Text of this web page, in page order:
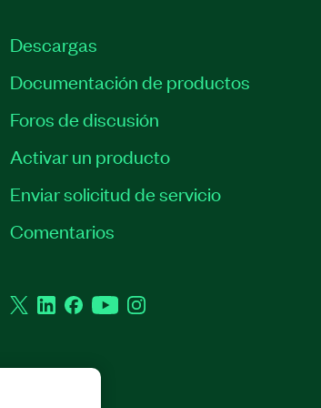
Descargas
Documentación de productos
Foros de discusión
Activar un producto
Enviar solicitud de servicio
Comentarios
TwitterLinkedIn
Facebook
YouTubeInstagram